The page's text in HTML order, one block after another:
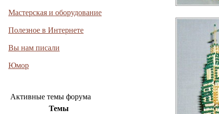
Мастерская и оборудование
Полезное в Интернете
Вы нам писали
Юмор
Активные темы форума
Темы